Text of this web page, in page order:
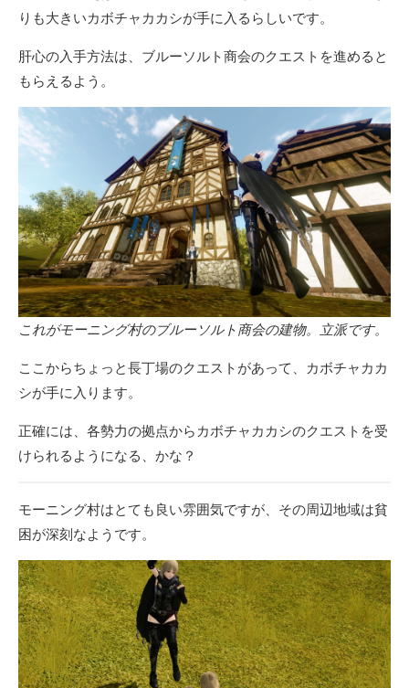
りも大きいカボチャカカシが手に入るらしいです。
肝心の入手方法は、ブルーソルト商会のクエストを進めると
もらえるよう。
これがモーニング村のブルーソルト商会の建物。立派です。
ここからちょっと長丁場のクエストがあって、カボチャカカ
シが手に入ります。
正確には、各勢力の拠点からカボチャカカシのクエストを受
けられるようになる、かな？
モーニング村はとても良い雰囲気ですが、その周辺地域は貧
困が深刻なようです。